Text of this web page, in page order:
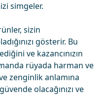
simgeler.
sizin
gösterir. Bu
ve kazancınızın
rüyada harman ve
zenginlik anlamına
olacağınızı ve